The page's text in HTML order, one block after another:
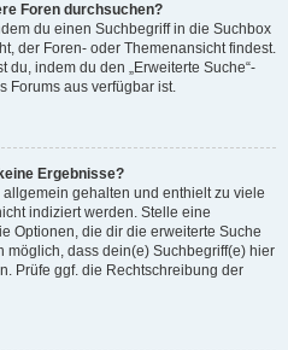
Foren durchsuchen?
du einen Suchbegriff in die Suchbox
der Foren- oder Themenansicht findest.
du, indem du den „Erweiterte Suche“-
Forums aus verfügbar ist.
Ergebnisse?
gehalten und enthielt zu viele
indiziert werden. Stelle eine
Optionen, die dir die erweiterte Suche
möglich, dass dein(e) Suchbegriff(e) hier
Prüfe ggf. die Rechtschreibung der